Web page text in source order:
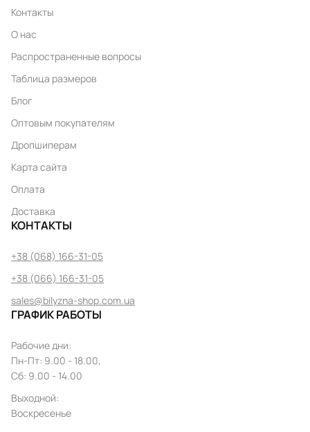
Контакты
О нас
Распространенные вопросы
Таблица размеров
Блог
Оптовым покупателям
Дропшиперам
Карта сайта
Оплата
Доставка
КОНТАКТЫ
+38 (068) 166-31-05
+38 (066) 166-31-05
sales@bilyzna-shop.com.ua
ГРАФИК РАБОТЫ
Рабочие дни:
Пн-Пт: 9.00 - 18.00,
Сб: 9.00 - 14.00
Выходной:
Воскресенье